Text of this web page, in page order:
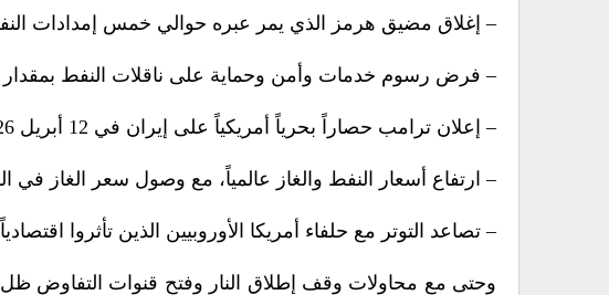
– إغلاق مضيق هرمز الذي يمر عبره حوالي خمس إمدادات
– فرض رسوم خدمات وأمن وحماية على ناقلات النفط بمقدار
– إعلان ترامب حصاراً بحرياً أمريكياً على إيران في 12 أبريل 2026م، مع نشر أكثر من 10,000 جندي أمريكي لتنفيذه.
– ارتفاع أسعار النفط والغاز عالمياً، مع وصول سعر الغاز في الولايات
– تصاعد التوتر مع حلفاء أمريكا الأوروبيين الذين تأثروا
وحتى مع محاولات وقف إطلاق النار وفتح قنوات التفاوض